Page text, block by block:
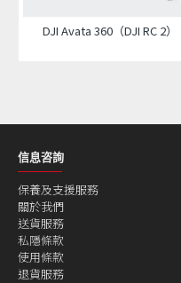
DJI Avata 360（DJI RC 2）
信息咨詢
保養及支援服務
關於我們
送貨服務
私隱條款
使用條款
退貨服務